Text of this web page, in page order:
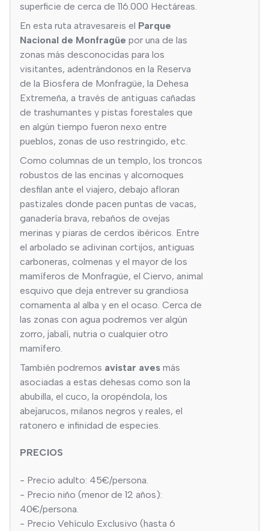
superficie de cerca de 116.000 Hectáreas.
En esta ruta atravesareis el Parque
Nacional de Monfragüe por una de las
zonas más desconocidas para los
visitantes, adentrándonos en la Reserva
de la Biosfera de Monfragüe, la Dehesa
Extremeña, a través de antiguas cañadas
de trashumantes y pistas forestales que
en algún tiempo fueron nexo entre
pueblos, zonas de uso restringido, etc.
Como columnas de un templo, los troncos
robustos de las encinas y alcornoques
desfilan ante el viajero, debajo afloran
pastizales donde pacen puntas de vacas,
ganadería brava, rebaños de ovejas
merinas y piaras de cerdos ibéricos. Entre
el arbolado se adivinan cortijos, antiguas
carboneras, colmenas y el mayor de los
mamíferos de Monfragüe, el Ciervo, animal
esquivo que deja entrever su grandiosa
cornamenta al alba y en el ocaso. Cerca de
las zonas con agua podremos ver algún
zorro, jabalí, nutria o cualquier otro
mamífero.
También podremos avistar aves más
asociadas a estas dehesas como son la
abubilla, el cuco, la oropéndola, los
abejarucos, milanos negros y reales, el
ratonero e infinidad de especies.
PRECIOS
- Precio adulto: 45€/persona.
- Precio niño (menor de 12 años):
40€/persona.
- Precio Vehículo Exclusivo (hasta 6